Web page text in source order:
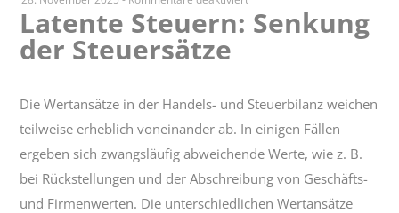
Latente
Steuersätze
Latente Steuern: Senkung
der Steuersätze
Die Wertansätze in der Handels- und Steuerbilanz weichen
teilweise erheblich voneinander ab. In einigen Fällen
ergeben sich zwangsläufig abweichende Werte, wie z. B.
bei Rückstellungen und der Abschreibung von Geschäfts-
und Firmenwerten. Die unterschiedlichen Wertansätze